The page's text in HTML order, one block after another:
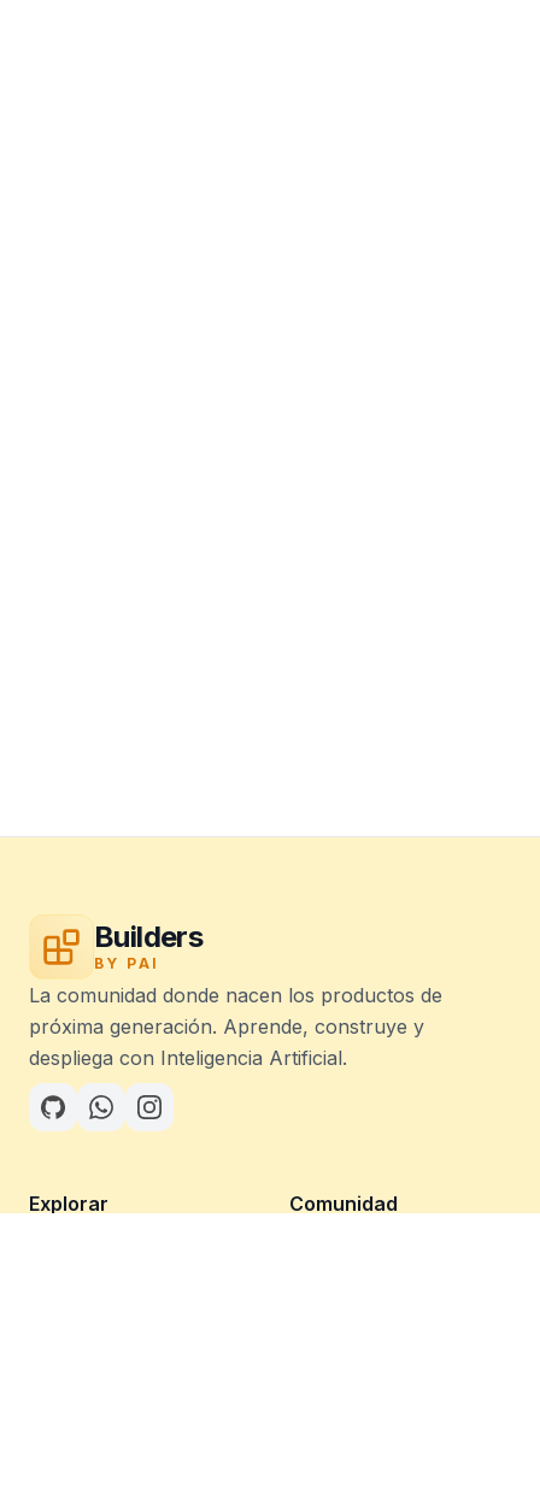
Builders
BY PAI
La comunidad donde nacen los productos de
próxima generación. Aprende, construye y
despliega con Inteligencia Artificial.
Explorar Comunidad